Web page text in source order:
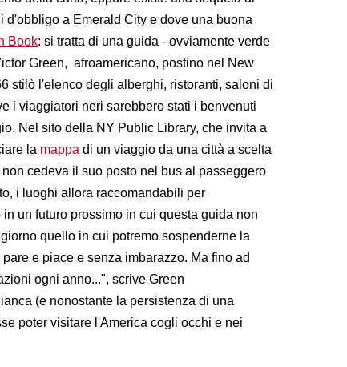
a Emerald City e dove una buona
Book: si tratta di una guida - ovviamente verde
Green, afroamericano, postino nel New
stilò l'elenco degli alberghi, ristoranti, saloni di
i viaggiatori neri sarebbero stati i benvenuti
Nel sito della NY Public Library, che invita a
la mappa di un viaggio da una città a scelta
cedeva il suo posto nel bus al passeggero
i luoghi allora raccomandabili per
un futuro prossimo in cui questa guida non
quello in cui potremo sospenderne la
e piace e senza imbarazzo. Ma fino ad
ogni anno...", scrive Green
(e nonostante la persistenza di una
poter visitare l'America cogli occhi e nei